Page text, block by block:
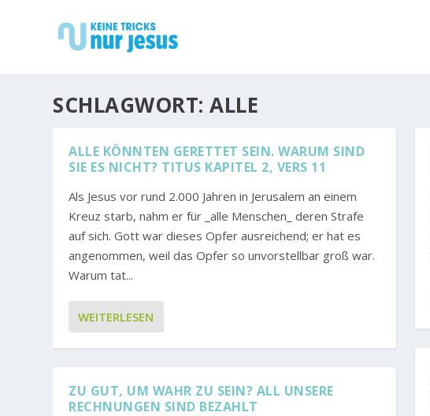
SCHLAGWORT:ALLE
ALLE KÖNNTEN GERETTET SEIN. WARUM SIND
SIE ES NICHT? TITUS KAPITEL 2, VERS 11
Als Jesus vor rund 2.000 Jahren in Jerusalem an einem
Kreuz starb, nahm er für _alle Menschen_ deren Strafe
auf sich. Gott war dieses Opfer ausreichend; er hat es
angenommen, weil das Opfer so unvorstellbar groß war.
Warum tat...
WEITERLESEN
ZU GUT, UM WAHR ZU SEIN? ALL UNSERE
RECHNUNGEN SIND BEZAHLT